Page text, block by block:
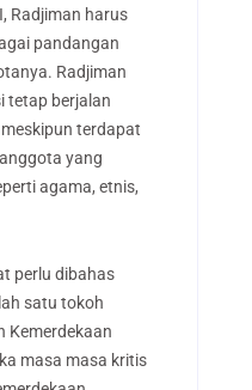
Radjiman harus
pandangan
Radjiman
tetap berjalan
terdapat
yang
agama, etnis,
perlu dibahas
satu tokoh
Kemerdekaan
masa masa kritis